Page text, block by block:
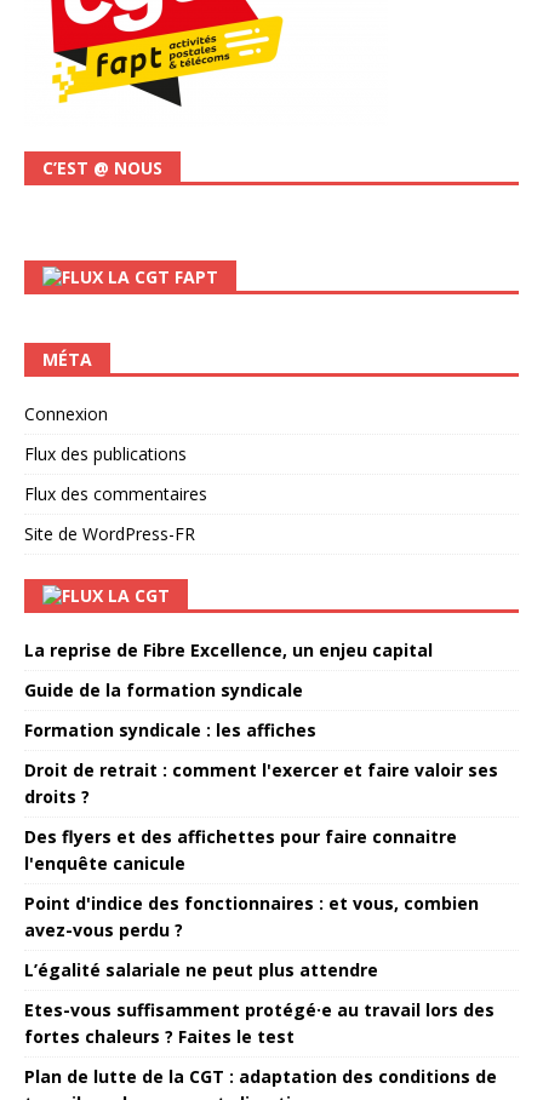
C’EST @ NOUS
LA CGT FAPT
MÉTA
Connexion
Flux des publications
Flux des commentaires
Site de WordPress-FR
LA CGT
La reprise de Fibre Excellence, un enjeu capital
Guide de la formation syndicale
Formation syndicale : les affiches
Droit de retrait : comment l'exercer et faire valoir ses
droits ?
Des flyers et des affichettes pour faire connaitre
l'enquête canicule
Point d'indice des fonctionnaires : et vous, combien
avez-vous perdu ?
L’égalité salariale ne peut plus attendre
Etes-vous suffisamment protégé·e au travail lors des
fortes chaleurs ? Faites le test
Plan de lutte de la CGT : adaptation des conditions de